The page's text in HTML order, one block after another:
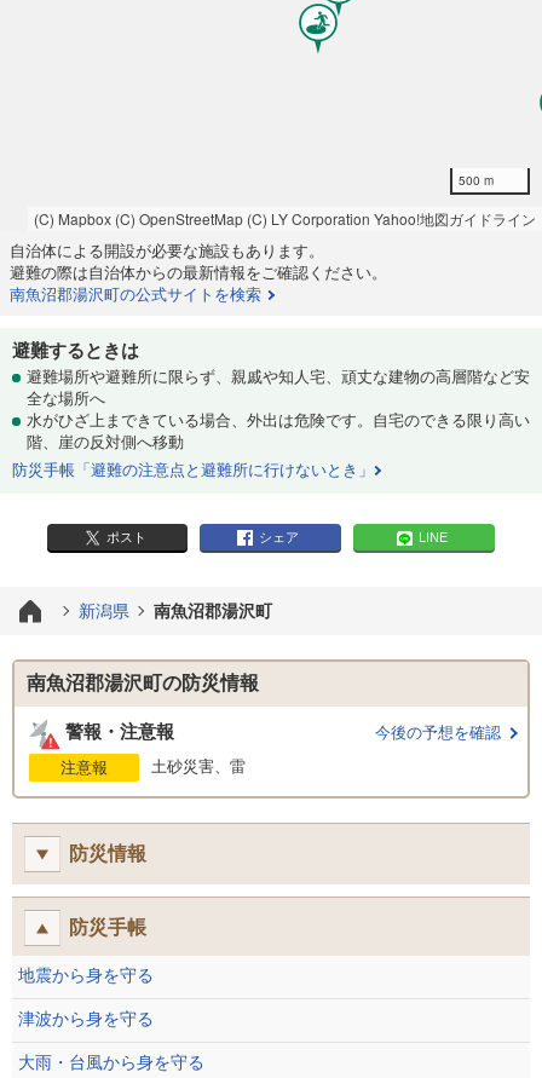
500 m
(C) Mapbox (C) OpenStreetMap (C) LY Corporation Yahoo!地図ガイドライン
自治体による開設が必要な施設もあります。
避難の際は自治体からの最新情報をご確認ください。
南魚沼郡湯沢町の公式サイトを検索
避難するときは
避難場所や避難所に限らず、親戚や知人宅、頑丈な建物の高層階など安
全な場所へ
水がひざ上まできている場合、外出は危険です。自宅のできる限り高い
階、崖の反対側へ移動
防災手帳「避難の注意点と避難所に行けないとき」
ポスト シェア LINE
新潟県 南魚沼郡湯沢町
南魚沼郡湯沢町の防災情報
警報・注意報
今後の予想を確認
注意報
土砂災害、雷
防災情報
防災手帳
地震から身を守る
津波から身を守る
大雨・台風から身を守る